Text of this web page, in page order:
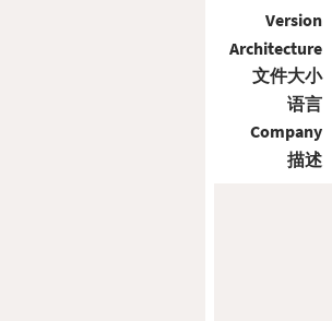
Version
Architecture
文件大小
语言
Company
描述